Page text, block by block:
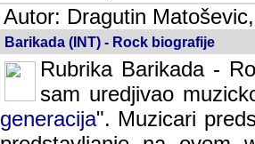
Autor: Dragutin
Barikada (INT) - Rock biografije
Rubrika Barikada -
sam uredjivao
generacija". Muzicari